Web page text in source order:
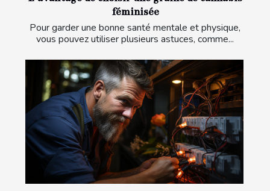
féminisée
Pour garder une bonne santé mentale et physique,
vous pouvez utiliser plusieurs astuces, comme...